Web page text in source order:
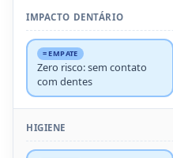
IMPACTO DENTÁRIO
= EMPATE
Zero risco: sem contato
com dentes
HIGIENE